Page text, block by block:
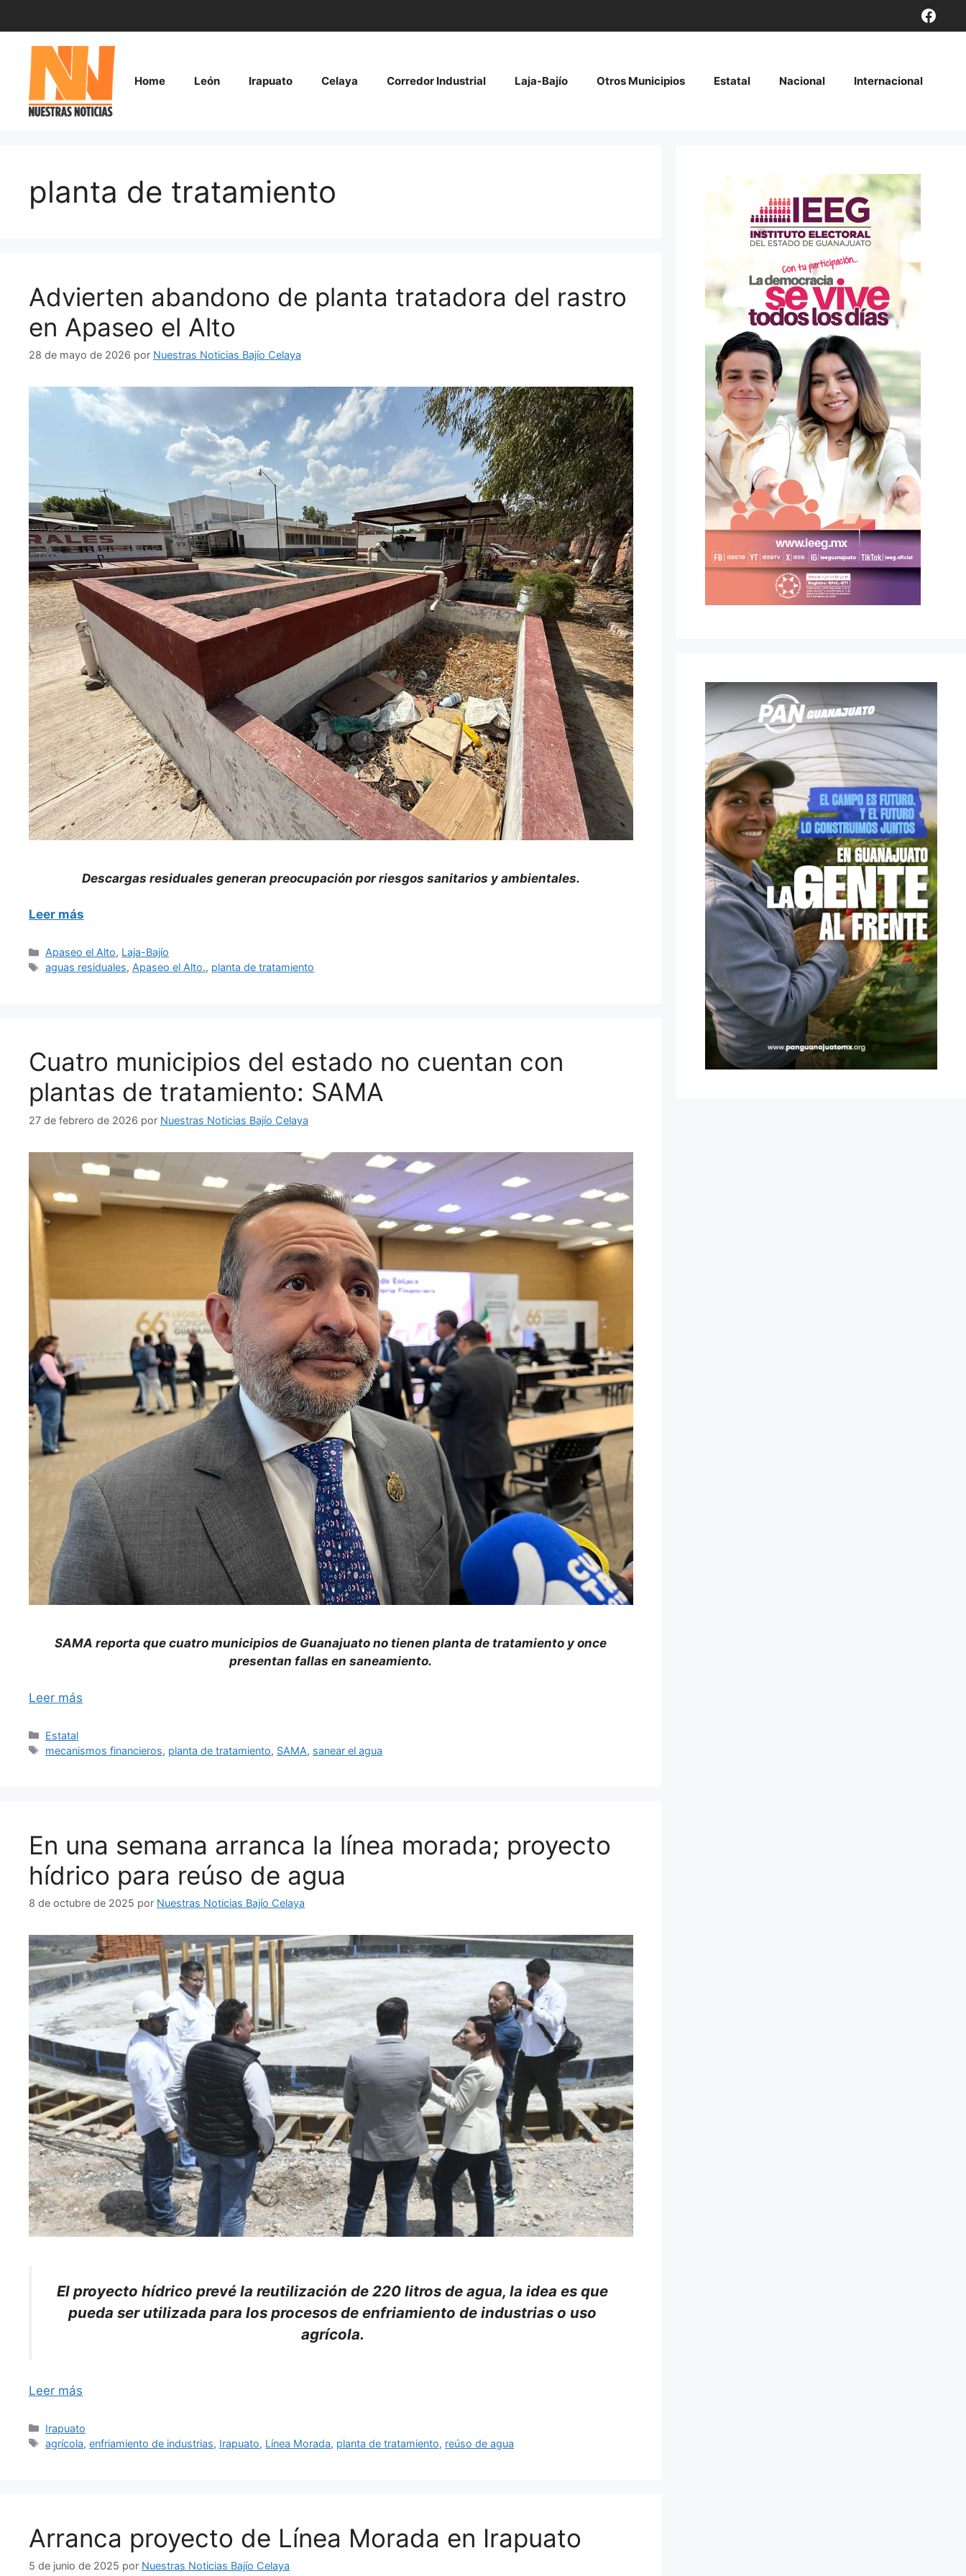
contenido
Home León Irapuato Celaya Corredor Industrial Laja-Bajío Otros Municipios Estatal Nacional Internacional
planta de tratamiento
Advierten abandono de planta tratadora del rastro
en Apaseo el Alto
28 de mayo de 2026 por Nuestras Noticias Bajío Celaya
Descargas residuales generan preocupación por riesgos sanitarios y ambientales.
Leer más
Categorías
Apaseo el Alto, Laja-Bajío
Etiquetas
aguas residuales, Apaseo el Alto., planta de tratamiento
Cuatro municipios del estado no cuentan con
plantas de tratamiento: SAMA
27 de febrero de 2026 por Nuestras Noticias Bajío Celaya
SAMA reporta que cuatro municipios de Guanajuato no tienen planta de tratamiento y once
presentan fallas en saneamiento.
Leer más
Categorías
Estatal
Etiquetas
mecanismos financieros, planta de tratamiento, SAMA, sanear el agua
En una semana arranca la línea morada; proyecto
hídrico para reúso de agua
8 de octubre de 2025 por Nuestras Noticias Bajío Celaya
El proyecto hídrico prevé la reutilización de 220 litros de agua, la idea es que
pueda ser utilizada para los procesos de enfriamiento de industrias o uso
agrícola.
Leer más
Categorías
Irapuato
Etiquetas
agrícola,enfriamiento de industrias, Irapuato, Línea Morada, planta de tratamiento, reúso de agua
Arranca proyecto de Línea Morada en Irapuato
5 de junio de 2025 por Nuestras Noticias Bajío Celaya